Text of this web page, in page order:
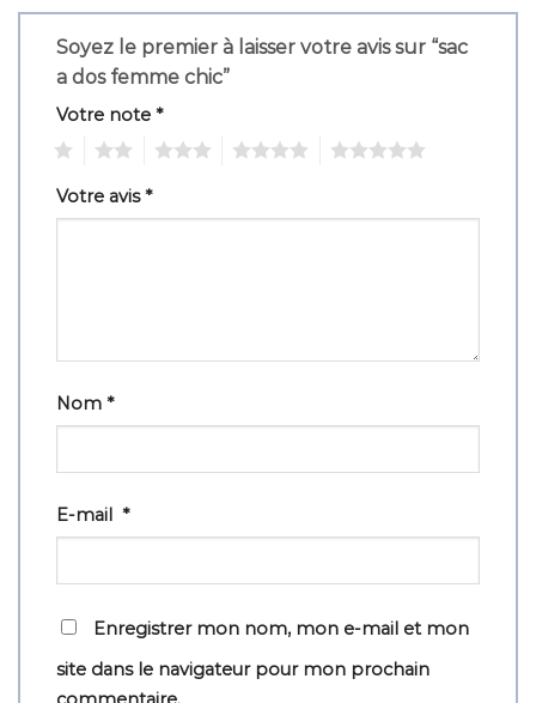
Soyez le premier à laisser votre avis sur “sac
a dos femme chic”
Votre note *
Votre avis*
Nom *
E-mail *
Enregistrer mon nom, mon e-mail et mon
site dans le navigateur pour mon prochain